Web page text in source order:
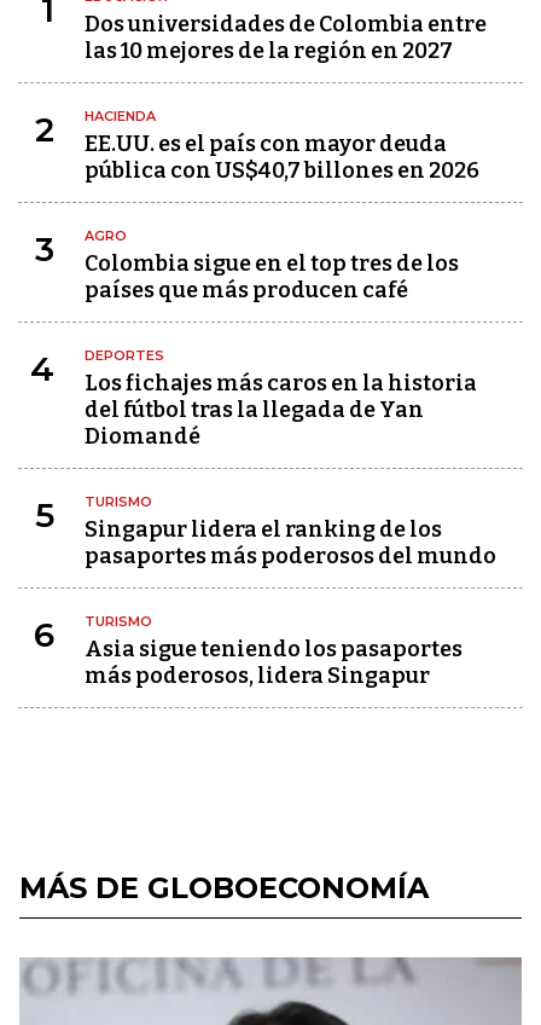
1
Dos universidades de Colombia entre
las 10 mejores de la región en 2027
2 HACIENDA
EE.UU. es el país con mayor deuda
pública con US$40,7 billones en 2026
3 AGRO
Colombia sigue en el top tres de los
países que más producen café
4 DEPORTES
Los fichajes más caros en la historia
del fútbol tras la llegada de Yan
Diomandé
5 TURISMO
Singapur lidera el ranking de los
pasaportes más poderosos del mundo
6 TURISMO
Asia sigue teniendo los pasaportes
más poderosos, lidera Singapur
MÁS DE GLOBOECONOMÍA